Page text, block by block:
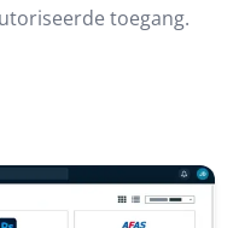
toegang.